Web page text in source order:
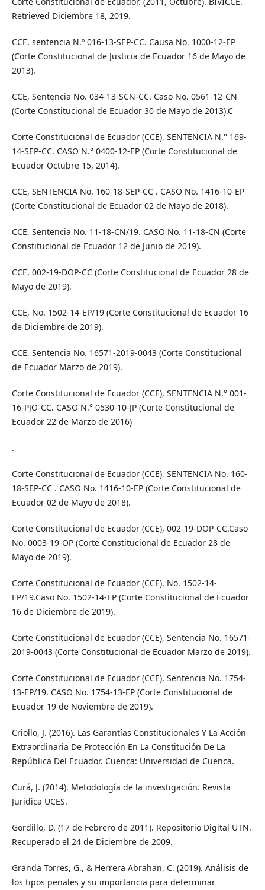
Retrieved Diciembre 18, 2019.
CCE, sentencia N.º 016-13-SEP-CC. Causa No. 1000-12-EP
(Corte Constitucional de Justicia de Ecuador 16 de Mayo de
2013).
CCE, Sentencia No. 034-13-SCN-CC. Caso No. 0561-12-CN
(Corte Constitucional de Ecuador 30 de Mayo de 2013).C
Corte Constitucional de Ecuador (CCE), SENTENCIA N.° 169-
14-SEP-CC. CASO N.° 0400-12-EP (Corte Constitucional de
Ecuador Octubre 15, 2014).
CCE, SENTENCIA No. 160-18-SEP-CC . CASO No. 1416-10-EP
(Corte Constitucional de Ecuador 02 de Mayo de 2018).
CCE, Sentencia No. 11-18-CN/19. CASO No. 11-18-CN (Corte
Constitucional de Ecuador 12 de Junio de 2019).
CCE, 002-19-DOP-CC (Corte Constitucional de Ecuador 28 de
Mayo de 2019).
CCE, No. 1502-14-EP/19 (Corte Constitucional de Ecuador 16
de Diciembre de 2019).
CCE, Sentencia No. 16571-2019-0043 (Corte Constitucional
de Ecuador Marzo de 2019).
Corte Constitucional de Ecuador (CCE), SENTENCIA N.° 001-
16-PJO-CC. CASO N.° 0530-10-JP (Corte Constitucional de
Ecuador 22 de Marzo de 2016)
.
Corte Constitucional de Ecuador (CCE), SENTENCIA No. 160-
18-SEP-CC . CASO No. 1416-10-EP (Corte Constitucional de
Ecuador 02 de Mayo de 2018).
Corte Constitucional de Ecuador (CCE), 002-19-DOP-CC.Caso
No. 0003-19-OP (Corte Constitucional de Ecuador 28 de
Mayo de 2019).
Corte Constitucional de Ecuador (CCE), No. 1502-14-
EP/19.Caso No. 1502-14-EP (Corte Constitucional de Ecuador
16 de Diciembre de 2019).
Corte Constitucional de Ecuador (CCE), Sentencia No. 16571-
2019-0043 (Corte Constitucional de Ecuador Marzo de 2019).
Corte Constitucional de Ecuador (CCE), Sentencia No. 1754-
13-EP/19. CASO No. 1754-13-EP (Corte Constitucional de
Ecuador 19 de Noviembre de 2019).
Criollo, J. (2016). Las Garantías Constitucionales Y La Acción
Extraordinaria De Protección En La Constitución De La
República Del Ecuador. Cuenca: Universidad de Cuenca.
Curá, J. (2014). Metodología de la investigación. Revista
Juridica UCES.
Gordillo, D. (17 de Febrero de 2011). Repositorio Digital UTN.
Recuperado el 24 de Diciembre de 2009.
Granda Torres, G., & Herrera Abrahan, C. (2019). Análisis de
los tipos penales y su importancia para determinar